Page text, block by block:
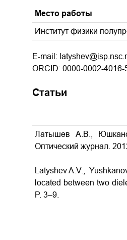
Место работы
Институт физики
E-mail:
ORCID: 0000-0002-4016-
Статьи
Латышев А.В.,
Оптический журнал.
Latyshev A.V.,
located between two
P. 3–9.